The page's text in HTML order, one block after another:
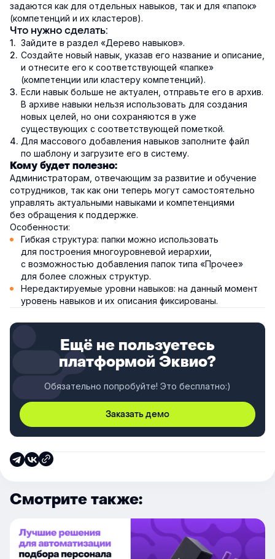
задаются как для отдельных навыков, так и для «папок»
(компетенций и их кластеров).
Что нужно сделать:
Зайдите в раздел «Дерево навыков».
Создайте новый навык, указав его название и описание,
и отнесите его к соответствующей «папке»
(компетенции или кластеру компетенций).
Если навык больше не актуален, отправьте его в архив.
В архиве навыки нельзя использовать для создания
новых целей, но они сохраняются в уже
существующих с соответствующей пометкой.
Для массового добавления навыков заполните файл
по шаблону и загрузите его в систему.
Кому будет полезно:
Администраторам, отвечающим за развитие и обучение
сотрудников, так как они теперь могут самостоятельно
управлять актуальными навыками и компетенциями
без обращения к поддержке.
Особенности:
Гибкая структура: папки можно использовать
для построения многоуровневой иерархии,
с возможностью добавления папок типа «Прочее»
для более сложных структур.
Нередактируемые уровни навыков: на данный момент
уровень навыков и их описания фиксированы.
Ещё не пользуетесь
платформой Эквио?
Обязательно попробуйте! Это бесплатно:)
Заказать демо
Смотрите также: